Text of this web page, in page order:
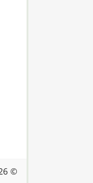
© 2026 כל הזכויות שמורות לאתר ארונות פור יו - ארונות אמבטיה